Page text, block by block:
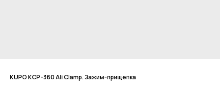
KUPO KCP-360 Ali Clamp. Зажим-прищепка